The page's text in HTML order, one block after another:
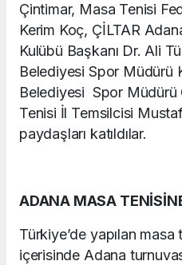
Çintimar, Masa Tenisi
Kerim Koç, ÇİLTAR
Kulübü Başkanı Dr. Ali
Belediyesi Spor Müdürü
Belediyesi Spor Müdürü
Tenisi İl Temsilcisi
paydaşları katıldılar.
ADANA MASA
Türkiye’de yapılan masa
içerisinde Adana